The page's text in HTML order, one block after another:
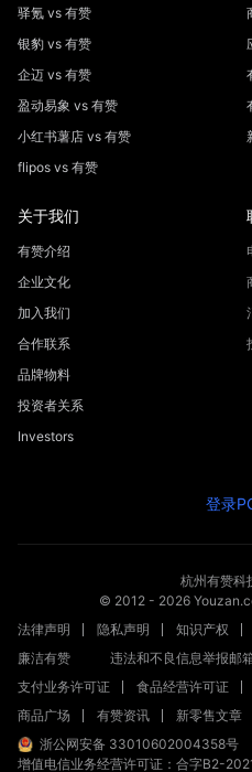
驿氪 vs 有赞
银豹 vs 有赞
企迈 vs 有赞
盈动易象 vs 有赞
小红书薯店 vs 有赞
flipos vs 有赞
关于我们
有赞介绍
企业文化
加入我们
合作联系
品牌物料
投资者关系
Investors
登录
杭州有赞科
© 2012 - 2026
法律声明
隐私声明 知识产权
廉洁有赞
违法和不良信息举报邮
支付业务许可证
食品经营许可证
商品广场
有赞资讯 新零售文章
浙公网安备 33010602004358号
增值电信业务经营许可证：合字B2-